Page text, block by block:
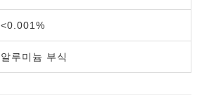
<0.001%
알루미늄 부식